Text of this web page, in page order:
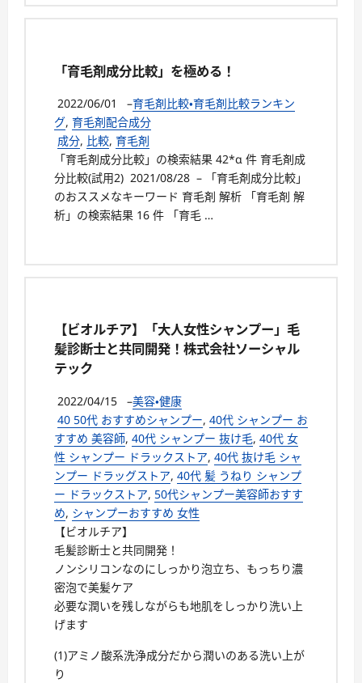
「育毛剤成分比較」を極める！
2022/06/01 –育毛剤比較・育毛剤比較ランキン
グ, 育毛剤配合成分
成分, 比較, 育毛剤
「育毛剤成分比較」の検索結果 42*α 件 育毛剤成
分比較(試用2) 2021/08/28 – 「育毛剤成分比較」
のおススメなキーワード 育毛剤 解析 「育毛剤 解
析」の検索結果 16 件 「育毛 …
【ビオルチア】「大人女性シャンプー」毛
髪診断士と共同開発！株式会社ソーシャル
テック
2022/04/15 –美容・健康
40 50代 おすすめシャンプー, 40代 シャンプー お
すすめ 美容師, 40代 シャンプー 抜け毛, 40代 女
性 シャンプー ドラックストア, 40代 抜け毛 シャ
ンプー ドラッグストア, 40代 髪 うねり シャンプ
ー ドラックストア, 50代シャンプー美容師おすす
め, シャンプーおすすめ 女性
【ビオルチア】
毛髪診断士と共同開発！
ノンシリコンなのにしっかり泡立ち、もっちり濃
密泡で美髪ケア
必要な潤いを残しながらも地肌をしっかり洗い上
げます
(1)アミノ酸系洗浄成分だから潤いのある洗い上が
り